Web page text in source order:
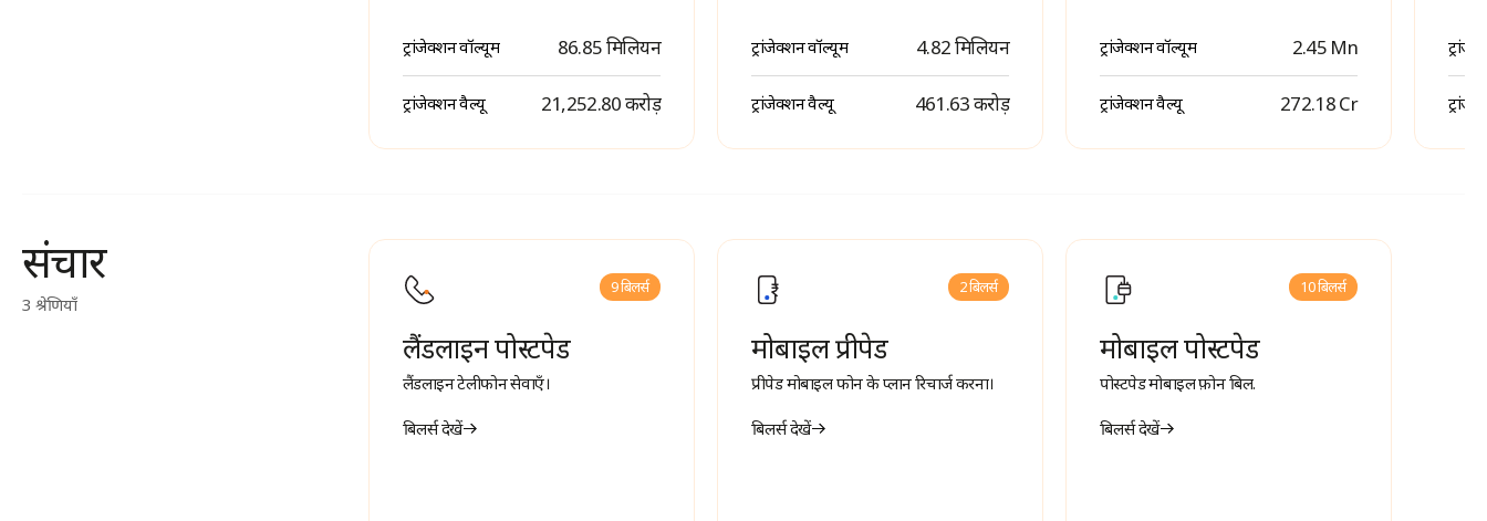
ट्रांजेक्शन वॉल्यूम 86.85 मिलियन
ट्रांजेक्शन वैल्यू ₹ 21,252.80 करोड़
ट्रांजेक्शन वॉल्यूम 4.82 मिलियन
ट्रांजेक्शन वैल्यू ₹ 461.63 करोड़
ट्रांजेक्शन वॉल्यूम 2.45 Mn
ट्रांजेक्शन वैल्यू ₹ 272.18 Cr
संचार
3 श्रेणियाँ
9 बिलर्स
लैंडलाइन पोस्टपेड
लैंडलाइन टेलीफोन सेवाएँ।
बिलर्स देखें
2 बिलर्स
मोबाइल प्रीपेड
प्रीपेड मोबाइल फोन के प्लान रिचार्ज करना।
बिलर्स देखें
10 बिलर्स
मोबाइल पोस्टपेड
पोस्टपेड मोबाइल फ़ोन बिल.
बिलर्स देखें